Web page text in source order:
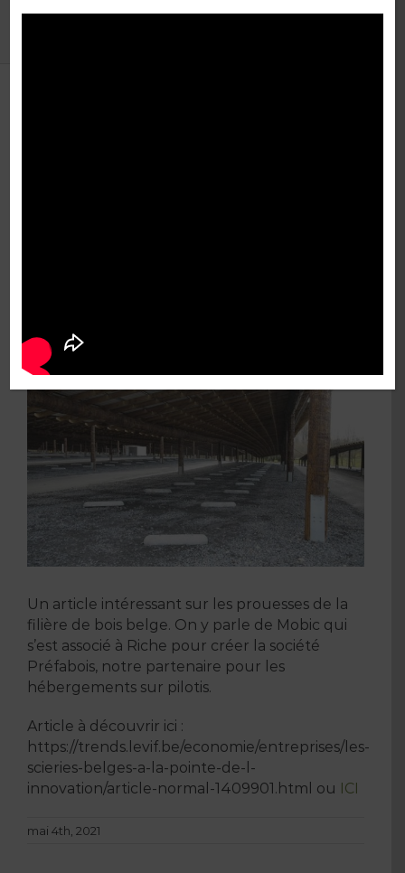
Voir
l'image
agrandie
Un article intéressant sur les prouesses de la
filière de bois belge. On y parle de Mobic qui
s’est associé à Riche pour créer la société
Préfabois, notre partenaire pour les
hébergements sur pilotis.
Article à découvrir ici :
https://trends.levif.be/economie/entreprises/les-
scieries-belges-a-la-pointe-de-l-
innovation/article-normal-1409901.html ou ICI
mai 4th, 2021